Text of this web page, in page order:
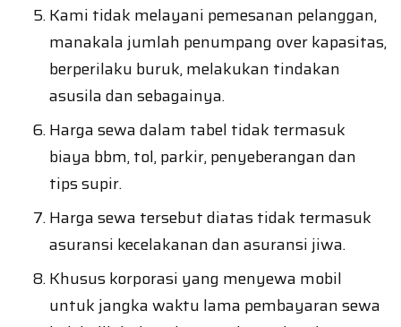
Kami tidak melayani pemesanan pelanggan,
manakala jumlah penumpang over kapasitas,
berperilaku buruk, melakukan tindakan
asusila dan sebagainya.
Harga sewa dalam tabel tidak termasuk
biaya bbm, tol, parkir, penyeberangan dan
tips supir.
Harga sewa tersebut diatas tidak termasuk
asuransi kecelakanan dan asuransi jiwa.
Khusus korporasi yang menyewa mobil
untuk jangka waktu lama pembayaran sewa